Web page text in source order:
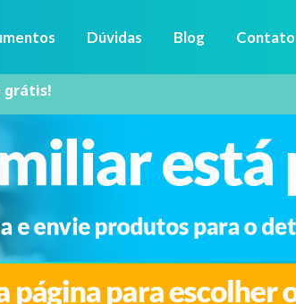
Dúvidas Blog Contato
grátis!